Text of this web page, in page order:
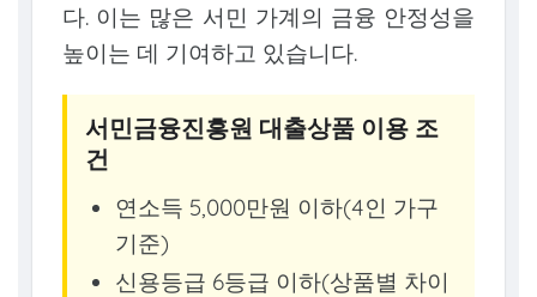
다. 이는 많은 서민 가계의 금융 안정성을
높이는 데 기여하고 있습니다.
서민금융진흥원 대출상품 이용 조
건
연소득 5,000만원 이하(4인 가구
기준)
신용등급 6등급 이하(상품별 차이